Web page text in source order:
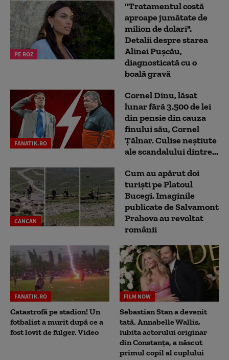
PE ROZ
"Tratamentul costă
aproape jumătate de
milion de dolari".
Detalii despre starea
Alinei Pușcău,
diagnosticată cu o
boală gravă
FANATIK.RO
Cornel Dinu, lăsat
lunar fără 3.500 de lei
din pensie din cauza
finului său, Cornel
Țălnar. Culise neștiute
ale scandalului dintre...
CANCAN
Cum au apărut doi
turiști pe Platoul
Bucegi. Imaginile
publicate de Salvamont
Prahova au revoltat
românii
FANATIK.RO
Catastrofă pe stadion! Un
fotbalist a murit după ce a
fost lovit de fulger. Video
FILM NOW
Sebastian Stan a devenit
tată. Annabelle Wallis,
iubita actorului originar
din Constanța, a născut
primul copil al cuplului